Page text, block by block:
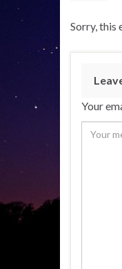
Sorry, this
Your